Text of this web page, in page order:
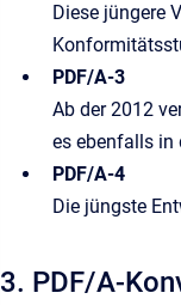
Diese jüngere
PDF/A-3
Ab der 2012
es ebenfalls in
PDF/A-4
Die jüngste
3. PDF/A-